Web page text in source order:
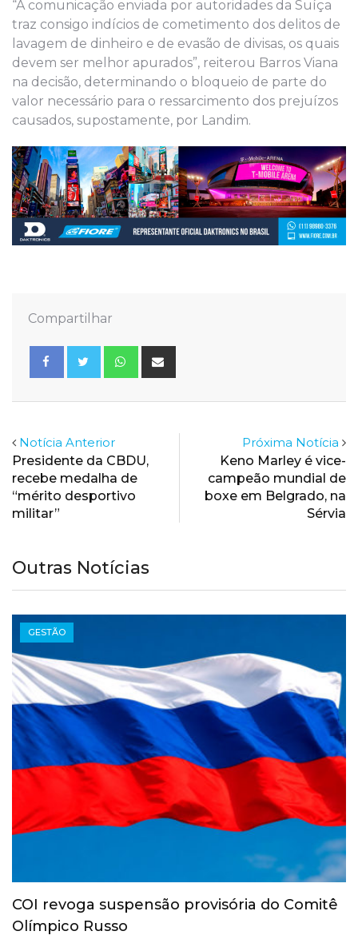
“A comunicação enviada por autoridades da Suíça
traz consigo indícios de cometimento dos delitos de
lavagem de dinheiro e de evasão de divisas, os quais
devem ser melhor apurados”, reiterou Barros Viana
na decisão, determinando o bloqueio de parte do
valor necessário para o ressarcimento dos prejuízos
causados, supostamente, por Landim.
Compartilhar
Whatsapp
Notícia Anterior
Presidente da CBDU,
recebe medalha de
“mérito desportivo
militar”
Próxima Notícia
Keno Marley é vice-
campeão mundial de
boxe em Belgrado, na
Sérvia
Outras Notícias
GESTÃO
COI revoga suspensão provisória do Comitê
Olímpico Russo